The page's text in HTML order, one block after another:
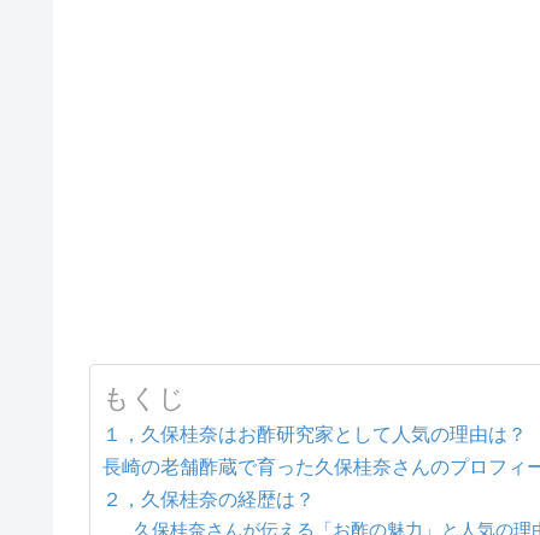
もくじ
１，久保桂奈はお酢研究家として人気の理由は？
長崎の老舗酢蔵で育った久保桂奈さんのプロフィ
２，久保桂奈の経歴は？
久保桂奈さんが伝える「お酢の魅力」と人気の理